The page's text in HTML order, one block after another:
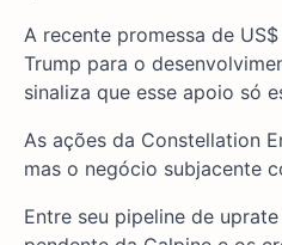
A recente promessa de
Trump para o
sinaliza que esse apoio só
As ações da Constellation
mas o negócio subjacente
Entre seu pipeline de